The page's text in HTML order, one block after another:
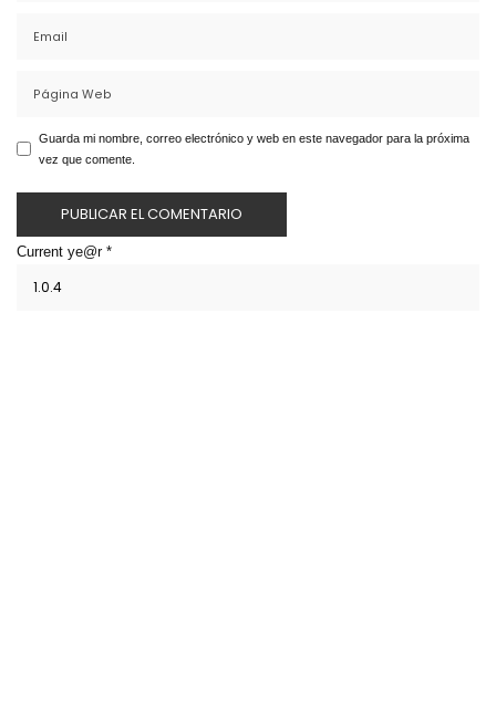
Guarda mi nombre, correo electrónico y web en este navegador para la próxima
vez que comente.
Current ye@r *